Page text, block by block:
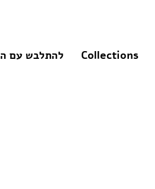
Collections להתלבש עם